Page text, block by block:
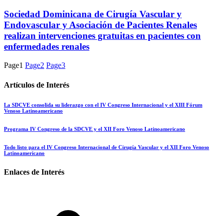
Sociedad Dominicana de Cirugía Vascular y
Endovascular y Asociación de Pacientes Renales
realizan intervenciones gratuitas en pacientes con
enfermedades renales
Page1 Page2 Page3
Artículos de Interés
La SDCVE consolida su liderazgo con el IV Congreso Internacional y el XIII Fórum
Venoso Latinoamericano
Programa IV Congreso de la SDCVE y el XII Foro Venoso Latinoamericano
Todo listo para el IV Congreso Internacional de Cirugía Vascular y el XII Foro Venoso
Latinoamericano
Enlaces de Interés